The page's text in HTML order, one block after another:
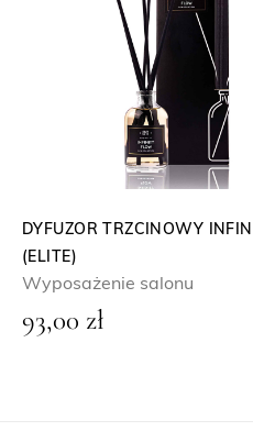
DYFUZOR TRZCINOWY
(ELITE)
Wyposażenie salonu
93,00 zł